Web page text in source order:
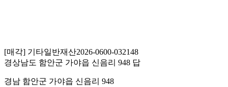
[매각] 기타일반재산2026-0600-032148
경상남도 함안군 가야읍 신음리 948 답
경남 함안군 가야읍 신음리 948